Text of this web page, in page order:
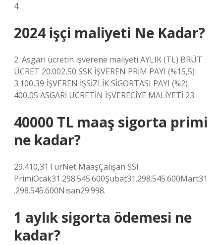
4.
2024 işçi maliyeti Ne Kadar?
2. Asgari ücretin işverene maliyeti AYLIK (TL) BRÜT
ÜCRET 20.002,50 SSK İŞVEREN PRİM PAYI (%15,5)
3.100,39 İŞVEREN İŞSİZLİK SİGORTASI PAYI (%2)
400,05 ASGARİ ÜCRETİN İŞVERECİYE MALİYETİ 23.
40000 TL maaş sigorta primi
ne kadar?
29.410,31TürNet MaaşÇalışan SSI
PrimiOcak31.298.545.600Şubat31.298.545.600Mart31
.298.545.600Nisan29.998.
1 aylık sigorta ödemesi ne
kadar?